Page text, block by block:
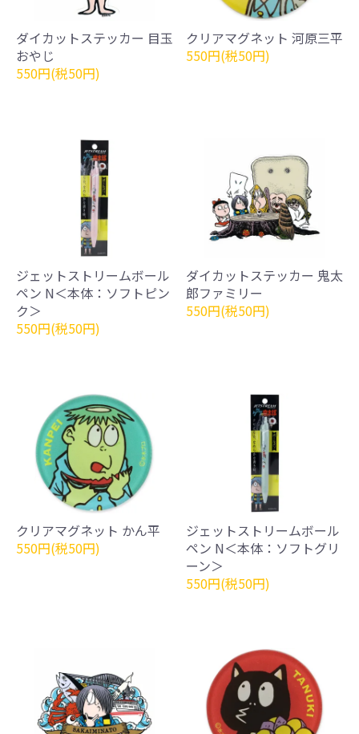
ダイカットステッカー 目玉
おやじ
550円(税50円)
クリアマグネット 河原三平
550円(税50円)
ジェットストリームボール
ペン N＜本体：ソフトピン
ク＞
550円(税50円)
ダイカットステッカー 鬼太
郎ファミリー
550円(税50円)
クリアマグネット かん平
550円(税50円)
ジェットストリームボール
ペン N＜本体：ソフトグリ
ーン＞
550円(税50円)